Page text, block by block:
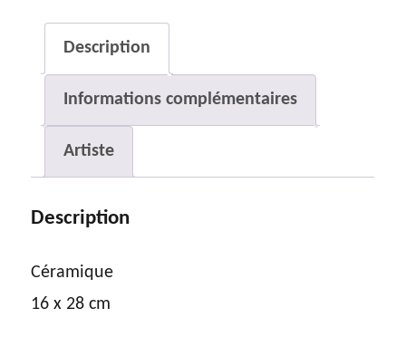
Description
Informations complémentaires
Artiste
Description
Céramique
16 x 28 cm